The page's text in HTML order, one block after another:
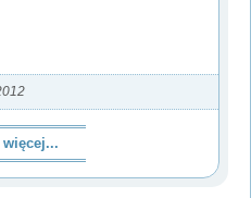
więcej...